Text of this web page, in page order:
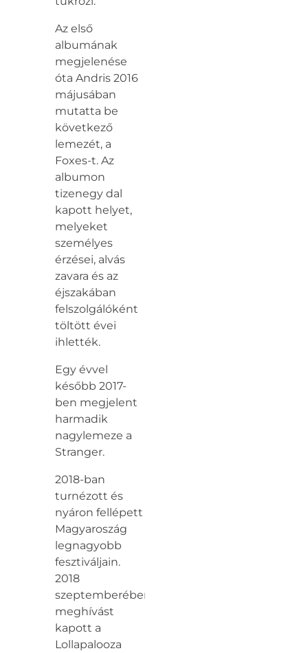
Az első
albumának
megjelenése
óta Andris 2016
májusában
mutatta be
következő
lemezét, a
Foxes-t. Az
albumon
tizenegy dal
kapott helyet,
melyeket
személyes
érzései, alvás
zavara és az
éjszakában
felszolgálóként
töltött évei
ihlették.
Egy évvel
később 2017-
ben megjelent
harmadik
nagylemeze a
Stranger.
2018-ban
turnézott és
nyáron fellépett
Magyaroszág
legnagyobb
fesztiváljain.
2018
szeptemberében
meghívást
kapott a
Lollapalooza